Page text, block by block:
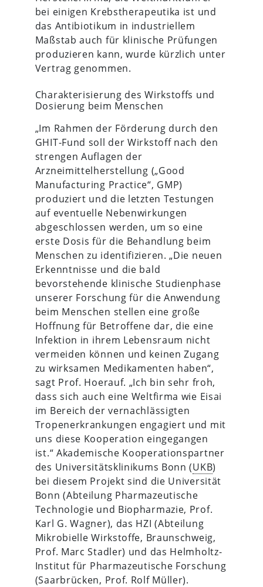
bei einigen Krebstherapeutika ist und
das Antibiotikum in industriellem
Maßstab auch für klinische Prüfungen
produzieren kann, wurde kürzlich unter
Vertrag genommen.
Charakterisierung des Wirkstoffs und
Dosierung beim Menschen
„Im Rahmen der Förderung durch den
GHIT-Fund soll der Wirkstoff nach den
strengen Auflagen der
Arzneimittelherstellung („Good
Manufacturing Practice“, GMP)
produziert und die letzten Testungen
auf eventuelle Nebenwirkungen
abgeschlossen werden, um so eine
erste Dosis für die Behandlung beim
Menschen zu identifizieren. „Die neuen
Erkenntnisse und die bald
bevorstehende klinische Studienphase
unserer Forschung für die Anwendung
beim Menschen stellen eine große
Hoffnung für Betroffene dar, die eine
Infektion in ihrem Lebensraum nicht
vermeiden können und keinen Zugang
zu wirksamen Medikamenten haben“,
sagt Prof. Hoerauf. „Ich bin sehr froh,
dass sich auch eine Weltfirma wie Eisai
im Bereich der vernachlässigten
Tropenerkrankungen engagiert und mit
uns diese Kooperation eingegangen
ist.“ Akademische Kooperationspartner
des Universitätsklinikums Bonn (UKB)
bei diesem Projekt sind die Universität
Bonn (Abteilung Pharmazeutische
Technologie und Biopharmazie, Prof.
Karl G. Wagner), das HZI (Abteilung
Mikrobielle Wirkstoffe, Braunschweig,
Prof. Marc Stadler) und das Helmholtz-
Institut für Pharmazeutische Forschung
(Saarbrücken, Prof. Rolf Müller).